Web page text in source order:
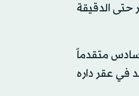
دوري أبطال أوروبا عندما تقدم على ضيفه بايرن ميونيخ الألماني 1 - صفر حتى الدقيقة
متقدماً
في عقر داره